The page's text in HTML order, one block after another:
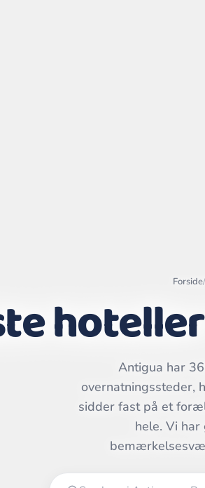
Forside/
Antigua har
overnatningssteder,
sidder fast på et
hele. Vi